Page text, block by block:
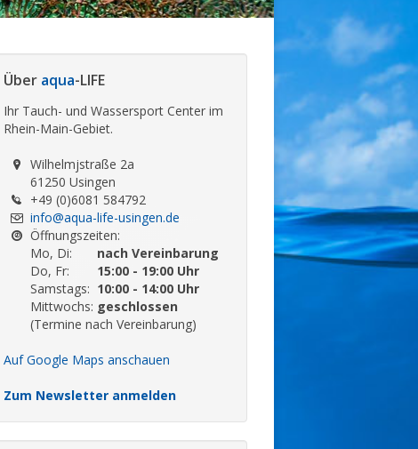
Über aqua-LIFE
Ihr Tauch- und Wassersport Center im
Rhein-Main-Gebiet.
Wilhelmjstraße 2a
61250 Usingen
+49 (0)6081 584792
info@aqua-life-usingen.de
Öffnungszeiten:
Mo, Di:
nach Vereinbarung
Do, Fr:
15:00 - 19:00 Uhr
Samstags: 10:00 - 14:00 Uhr
Mittwochs: geschlossen
(Termine nach Vereinbarung)
Auf Google Maps anschauen
Zum Newsletter anmelden